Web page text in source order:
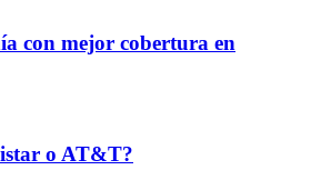
con mejor cobertura en
o AT&T?